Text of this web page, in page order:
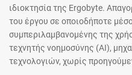
ιδιοκτησία της Ergobyte.
του έργου σε οποιοδήποτε
συμπεριλαμβανομένης της
τεχνητής νοημοσύνης (AI),
τεχνολογιών, χωρίς